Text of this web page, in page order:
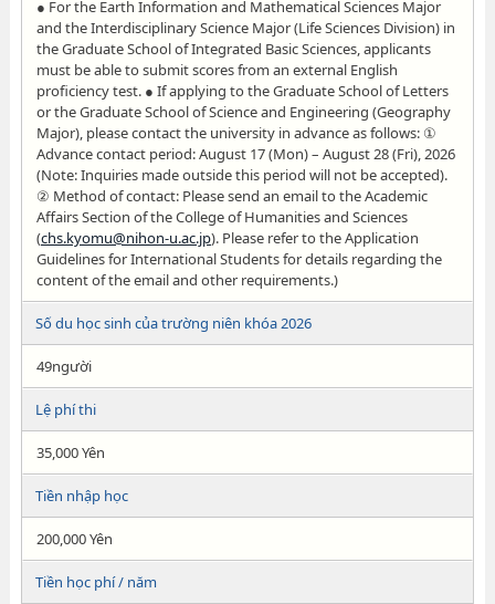
● For the Earth Information and Mathematical Sciences Major
and the Interdisciplinary Science Major (Life Sciences Division) in
the Graduate School of Integrated Basic Sciences, applicants
must be able to submit scores from an external English
proficiency test. ● If applying to the Graduate School of Letters
or the Graduate School of Science and Engineering (Geography
Major), please contact the university in advance as follows: ①
Advance contact period: August 17 (Mon) – August 28 (Fri), 2026
(Note: Inquiries made outside this period will not be accepted).
② Method of contact: Please send an email to the Academic
Affairs Section of the College of Humanities and Sciences
(chs.kyomu@nihon-u.ac.jp). Please refer to the Application
Guidelines for International Students for details regarding the
content of the email and other requirements.)
Số du học sinh của trường niên khóa 2026
49người
Lệ phí thi
35,000 Yên
Tiền nhập học
200,000 Yên
Tiền học phí / năm